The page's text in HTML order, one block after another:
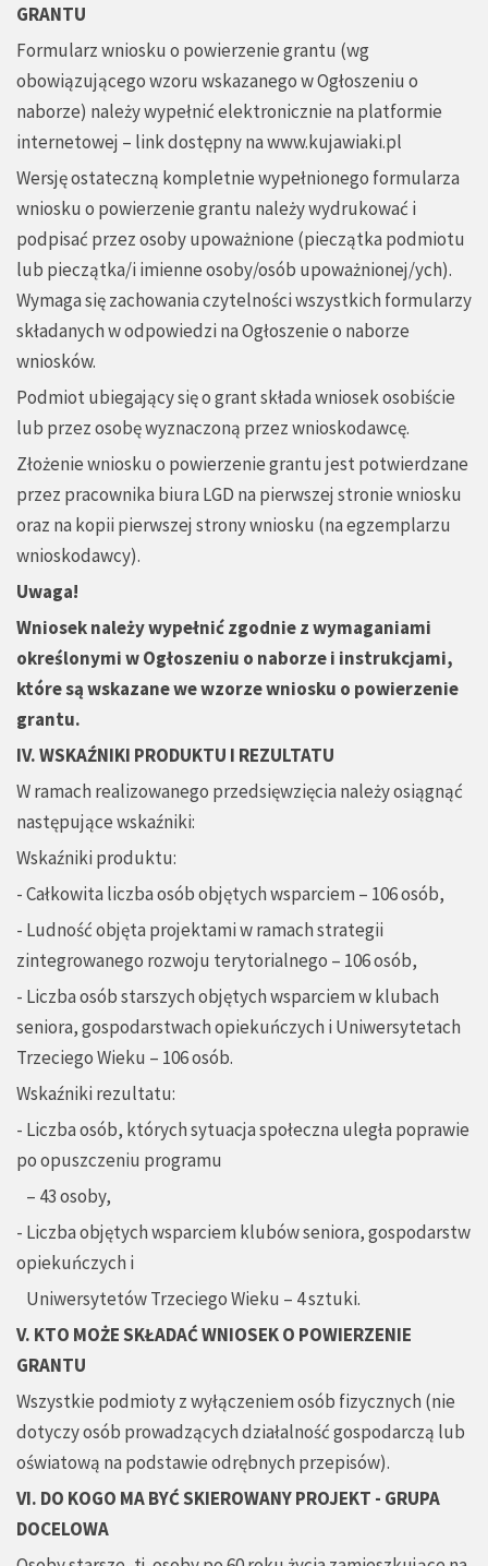
GRANTU
Formularz wniosku o powierzenie grantu (wg
obowiązującego wzoru wskazanego w Ogłoszeniu o
naborze) należy wypełnić elektronicznie na platformie
internetowej – link dostępny nawww.kujawiaki.pl
Wersję ostateczną kompletnie wypełnionego formularza
wniosku o powierzenie grantu należy wydrukować i
podpisać przez osoby upoważnione (pieczątka podmiotu
lub pieczątka/i imienne osoby/osób upoważnionej/ych).
Wymaga się zachowania czytelności wszystkich formularzy
składanych w odpowiedzi na Ogłoszenie o naborze
wniosków.
Podmiot ubiegający się o grant składa wniosek osobiście
lub przez osobę wyznaczoną przez wnioskodawcę.
Złożenie wniosku o powierzenie grantu jest potwierdzane
przez pracownika biura LGD na pierwszej stronie wniosku
oraz na kopii pierwszej strony wniosku (na egzemplarzu
wnioskodawcy).
Uwaga!
Wniosek należy wypełnić zgodnie z wymaganiami
określonymi w Ogłoszeniu o naborze i instrukcjami,
które są wskazane we wzorze wniosku o powierzenie
grantu.
IV. WSKAŹNIKI PRODUKTU I REZULTATU
W ramach realizowanego przedsięwzięcia należy osiągnąć
następujące wskaźniki:
Wskaźniki produktu:
- Całkowita liczba osób objętych wsparciem – 106 osób,
- Ludność objęta projektami w ramach strategii
zintegrowanego rozwoju terytorialnego – 106 osób,
- Liczba osób starszych objętych wsparciem w klubach
seniora, gospodarstwach opiekuńczych i Uniwersytetach
Trzeciego Wieku – 106 osób.
Wskaźniki rezultatu:
- Liczba osób, których sytuacja społeczna uległa poprawie
po opuszczeniu programu
– 43 osoby,
- Liczba objętych wsparciem klubów seniora, gospodarstw
opiekuńczych i
Uniwersytetów Trzeciego Wieku – 4 sztuki.
V. KTO MOŻE SKŁADAĆ WNIOSEK O POWIERZENIE
GRANTU
Wszystkie podmioty z wyłączeniem osób fizycznych (nie
dotyczy osób prowadzących działalność gospodarczą lub
oświatową na podstawie odrębnych przepisów).
VI. DO KOGO MA BYĆ SKIEROWANY PROJEKT - GRUPA
DOCELOWA